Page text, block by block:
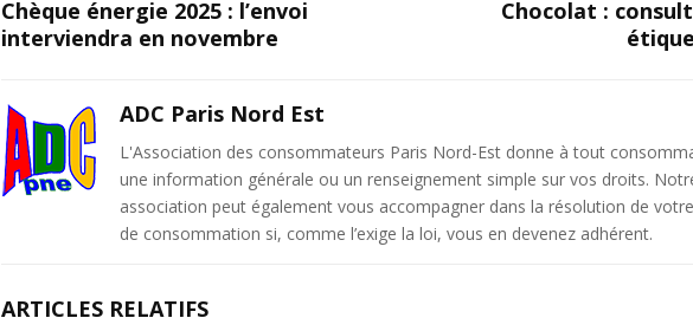
Chèque énergie 2025 : l’envoi
interviendra en novembre
Chocolat :
ADC Paris Nord Est
L'Association des consommateurs Paris Nord-Est donne à tout
une information générale ou un renseignement simple sur vos droits.
association peut également vous accompagner dans la résolution de
de consommation si, comme l’exige la loi, vous en devenez adhérent.
ARTICLES RELATIFS